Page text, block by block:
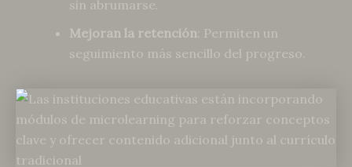
sin abrumarse.
Mejoran la retención: Permiten un
seguimiento más sencillo del progreso.